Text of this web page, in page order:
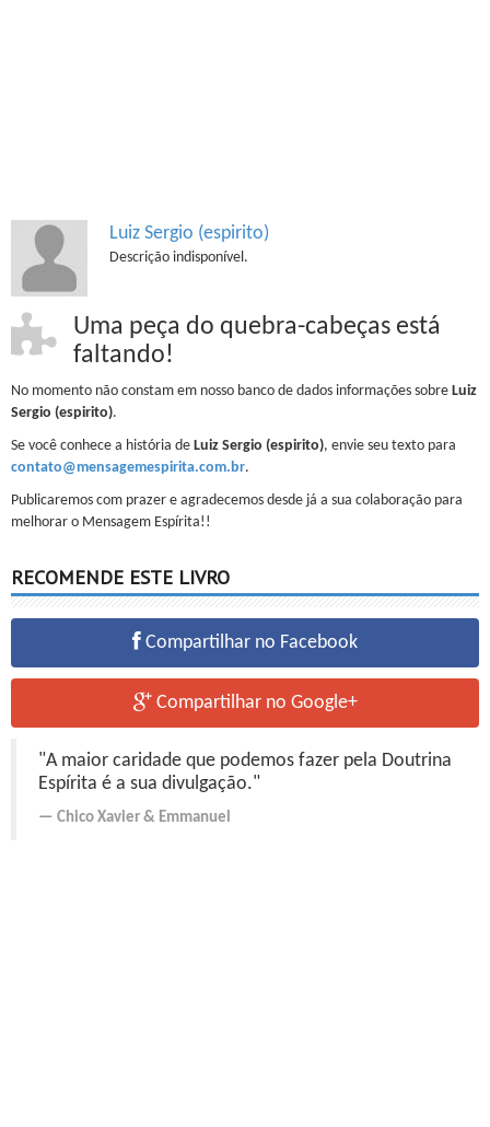
Luiz Sergio (espirito)
Descrição indisponível.
Uma peça do quebra-cabeças está
faltando!
No momento não constam em nosso banco de dados informações sobre Luiz
Sergio (espirito).
Se você conhece a história de Luiz Sergio (espirito), envie seu texto para
contato@mensagemespirita.com.br.
Publicaremos com prazer e agradecemos desde já a sua colaboração para
melhorar o Mensagem Espírita!!
RECOMENDE ESTE LIVRO
Compartilhar no Facebook
Compartilhar no Google+
"A maior caridade que podemos fazer pela Doutrina
Espírita é a sua divulgação."
Chico Xavier & Emmanuel